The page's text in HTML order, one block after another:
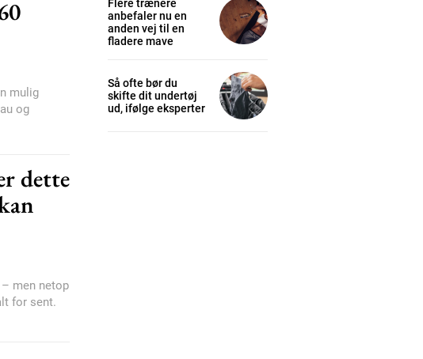
DKK
nibh, lobortis sit
est ac felis
natoque dolor
mulig
og
dette
men netop
for sent.
Flere trænere
anbefaler nu en
anden vej til en
fladere mave
Så ofte bør du
skifte dit undertøj
ud, ifølge eksperter